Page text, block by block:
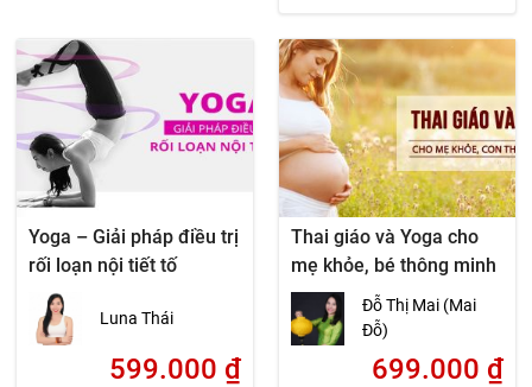
Yoga – Giải pháp điều trị
rối loạn nội tiết tố
Luna Thái
599.000 ₫
Thai giáo và Yoga cho
mẹ khỏe, bé thông minh
Đỗ Thị Mai (Mai
Đỗ)
699.000 ₫